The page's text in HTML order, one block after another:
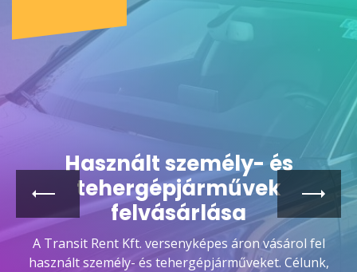
Használt személy- és
tehergépjárművek
felvásárlása
A Transit Rent Kft. versenyképes áron vásárol fel
használt személy- és tehergépjárműveket. Célunk,